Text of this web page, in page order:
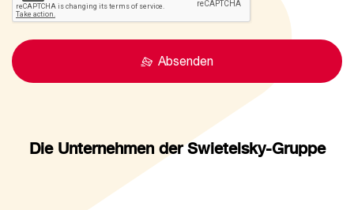
Absenden
Die Unternehmen der Swietelsky-Gruppe